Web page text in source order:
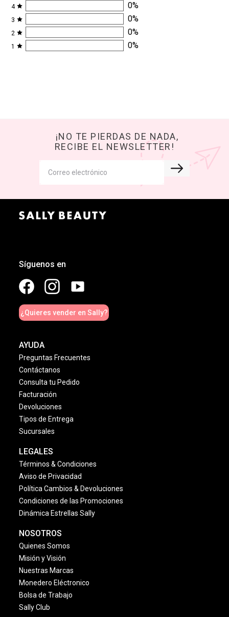
4 0%
3 0%
2 0%
1 0%
¡NO TE PIERDAS DE NADA,
RECIBE EL NEWSLETTER!
Síguenos en
¿Quieres vender en Sally?
AYUDA
Preguntas Frecuentes
Contáctanos
Consulta tu Pedido
Facturación
Devoluciones
Tipos de Entrega
Sucursales
LEGALES
Términos & Condiciones
Aviso de Privacidad
Política Cambios & Devoluciones
Condiciones de las Promociones
Dinámica Estrellas Sally
NOSOTROS
Quienes Somos
Misión y Visión
Nuestras Marcas
Monedero Eléctronico
Bolsa de Trabajo
Sally Club